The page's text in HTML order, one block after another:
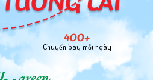
400+
Chuyến bay mỗi ngày